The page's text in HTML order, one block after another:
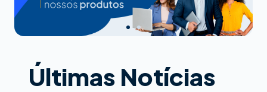
Últimas Notícias